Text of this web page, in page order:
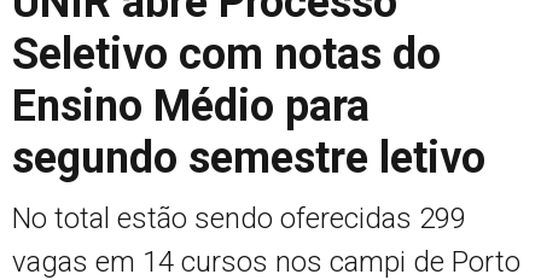
Seletivo com notas do
Ensino Médio para
segundo semestre letivo
No total estão sendo oferecidas 299
vagas em 14 cursos nos campi de Porto